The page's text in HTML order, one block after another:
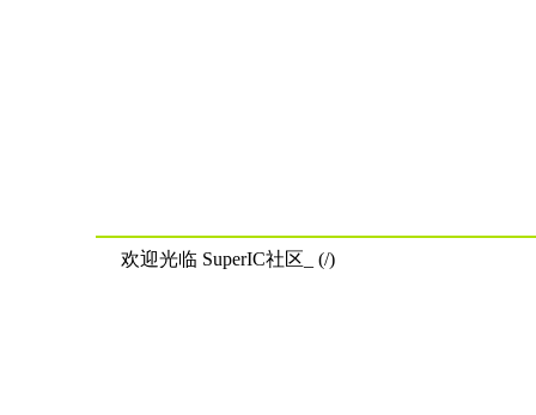
欢迎光临 SuperIC社区_ (/)